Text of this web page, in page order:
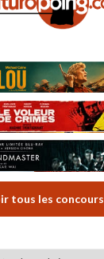
tous les concours